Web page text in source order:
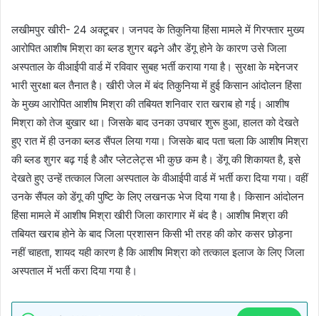
लखीमपुर खीरी- 24 अक्टूबर। जनपद के तिकुनिया हिंसा मामले में गिरफ्तार मुख्य
आरोपित आशीष मिश्रा का ब्लड शुगर बढ़ने और डेंगू होने के कारण उसे जिला
अस्पताल के वीआईपी वार्ड में रविवार सुबह भर्ती कराया गया है। सुरक्षा के मद्देनजर
भारी सुरक्षा बल तैनात है। खीरी जेल में बंद तिकुनिया में हुई किसान आंदोलन हिंसा
के मुख्य आरोपित आशीष मिश्रा की तबियत शनिवार रात खराब हो गई। आशीष
मिश्रा को तेज बुखार था। जिसके बाद उनका उपचार शुरू हुआ, हालत को देखते
हुए रात में ही उनका ब्लड सैंपल लिया गया। जिसके बाद पता चला कि आशीष मिश्रा
की ब्लड शुगर बढ़ गई है और प्लेटलेट्स भी कुछ कम है। डेंगू की शिकायत है, इसे
देखते हुए उन्हें तत्काल जिला अस्पताल के वीआईपी वार्ड में भर्ती करा दिया गया। वहीं
उनके सैंपल को डेंगू की पुष्टि के लिए लखनऊ भेज दिया गया है। किसान आंदोलन
हिंसा मामले में आशीष मिश्रा खीरी जिला कारागार में बंद है। आशीष मिश्रा की
तबियत खराब होने के बाद जिला प्रशासन किसी भी तरह की कोर कसर छोड़ना
नहीं चाहता, शायद यही कारण है कि आशीष मिश्रा को तत्काल इलाज के लिए जिला
अस्पताल में भर्ती करा दिया गया है।